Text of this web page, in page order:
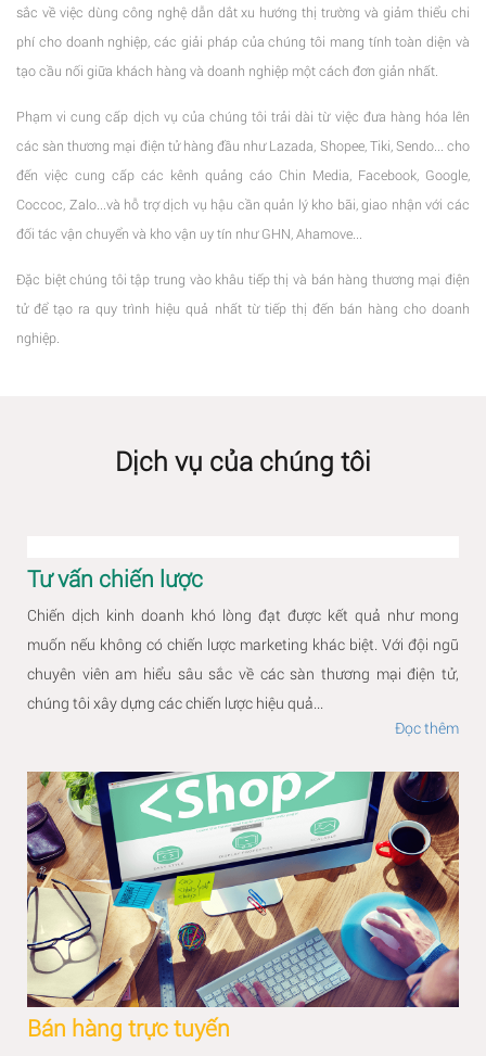
sắc về việc dùng công nghệ dẫn dắt xu hướng thị trường và giảm thiểu chi
phí cho doanh nghiệp, các giải pháp của chúng tôi mang tính toàn diện và
tạo cầu nối giữa khách hàng và doanh nghiệp một cách đơn giản nhất.
Phạm vi cung cấp dịch vụ của chúng tôi trải dài từ việc đưa hàng hóa lên
các sàn thương mại điện tử hàng đầu như Lazada, Shopee, Tiki, Sendo... cho
đến việc cung cấp các kênh quảng cáo Chin Media, Facebook, Google,
Coccoc, Zalo...và hỗ trợ dịch vụ hậu cần quản lý kho bãi, giao nhận với các
đối tác vận chuyển và kho vận uy tín như GHN, Ahamove...
Đặc biệt chúng tôi tập trung vào khâu tiếp thị và bán hàng thương mại điện
tử để tạo ra quy trình hiệu quả nhất từ tiếp thị đến bán hàng cho doanh
nghiệp.
Dịch vụ của chúng tôi
Tư vấn chiến lược
Chiến dịch kinh doanh khó lòng đạt được kết quả như mong
muốn nếu không có chiến lược marketing khác biệt. Với đội ngũ
chuyên viên am hiểu sâu sắc về các sàn thương mại điện tử,
chúng tôi xây dựng các chiến lược hiệu quả...
Đọc thêm
Bán hàng trực tuyến